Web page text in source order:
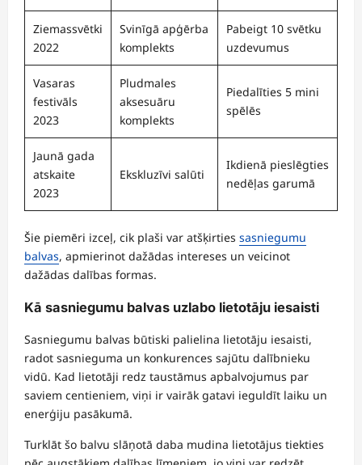
Ziemassvētki
2022
Svinīgā apģērba
komplekts
Pabeigt 10 svētku
uzdevumus
Vasaras
festivāls
2023
Pludmales
aksesuāru
komplekts
Piedalīties 5 mini
spēlēs
Jaunā gada
atskaite
2023
Ekskluzīvi salūti
Ikdienā pieslēgties
nedēļas garumā
Šie piemēri izceļ, cik plaši var atšķirties sasniegumu
balvas, apmierinot dažādas intereses un veicinot
dažādas dalības formas.
Kā sasniegumu balvas uzlabo lietotāju iesaisti
Sasniegumu balvas būtiski palielina lietotāju iesaisti,
radot sasnieguma un konkurences sajūtu dalībnieku
vidū. Kad lietotāji redz taustāmus apbalvojumus par
saviem centieniem, viņi ir vairāk gatavi ieguldīt laiku un
enerģiju pasākumā.
Turklāt šo balvu slāņotā daba mudina lietotājus tiekties